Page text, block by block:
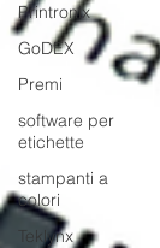
Printronix
GoDEX
Premi
software per
etichette
stampanti a
colori
Teklynx